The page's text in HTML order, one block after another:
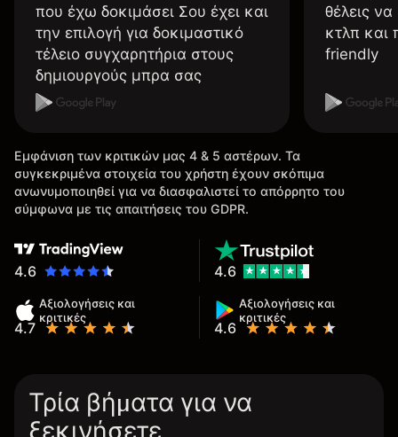
που έχω δοκιμάσει Σου έχει και
την επιλογή για δοκιμαστικό
τέλειο συγχαρητήρια στους
δημιουργούς μπρα σας
θέλεις
κτλπ και
friendly
Εμφάνιση των κριτικών μας 4 & 5 αστέρων. Τα
συγκεκριμένα στοιχεία του χρήστη έχουν σκόπιμα
ανωνυμοποιηθεί για να διασφαλιστεί το απόρρητο του
σύμφωνα με τις απαιτήσεις του GDPR.
4.6
Αξιολογήσεις και
κριτικές
4.7
Αξιολογήσεις και
κριτικές
4.6
4.6
Τρία βήματα για να
ξεκινήσετε